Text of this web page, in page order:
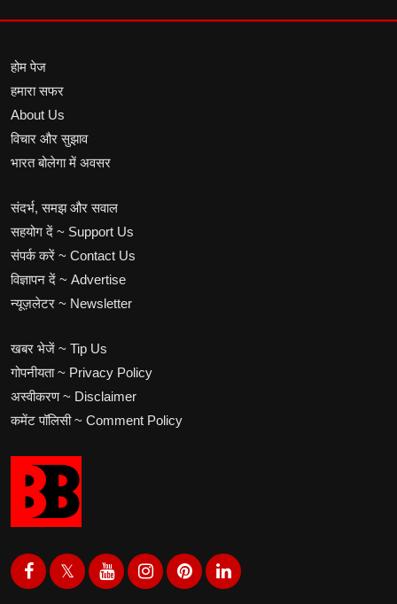
होम पेज
हमारा सफर
About Us
विचार और सुझाव
भारत बोलेगा में अवसर
संदर्भ, समझ और सवाल
सहयोग दें ~ Support Us
संपर्क करें ~ Contact Us
विज्ञापन दें ~ Advertise
न्यूज़लेटर ~ Newsletter
खबर भेजें ~ Tip Us
गोपनीयता ~ Privacy Policy
अस्वीकरण ~ Disclaimer
कमेंट पॉलिसी ~ Comment Policy